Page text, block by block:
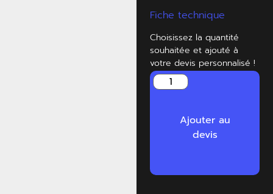
Fiche technique
Choisissez la quantité
souhaitée et ajouté à
votre devis personnalisé !
Ajouter au
devis